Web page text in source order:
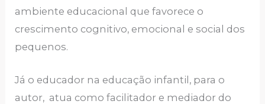
ambiente educacional que favorece o
crescimento cognitivo, emocional e social dos
pequenos.
Já o educador na educação infantil, para o
autor, atua como facilitador e mediador do